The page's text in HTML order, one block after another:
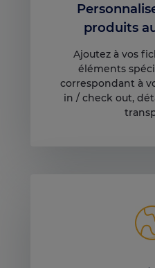
produits
Ajoutez à vos
éléments
correspondant à
in / check out,